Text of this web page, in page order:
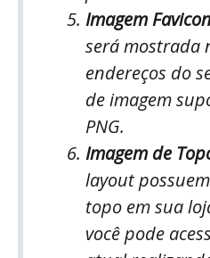
Imagem
será mostrada
endereços do
de imagem
PNG.
Imagem de
layout
topo em sua
você pode